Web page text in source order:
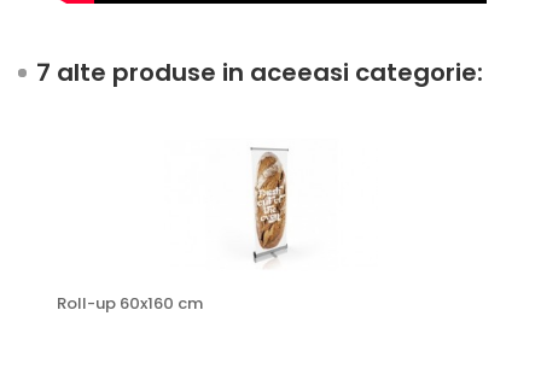
7 alte produse in aceeasi categorie:
Roll-up 60x160 cm